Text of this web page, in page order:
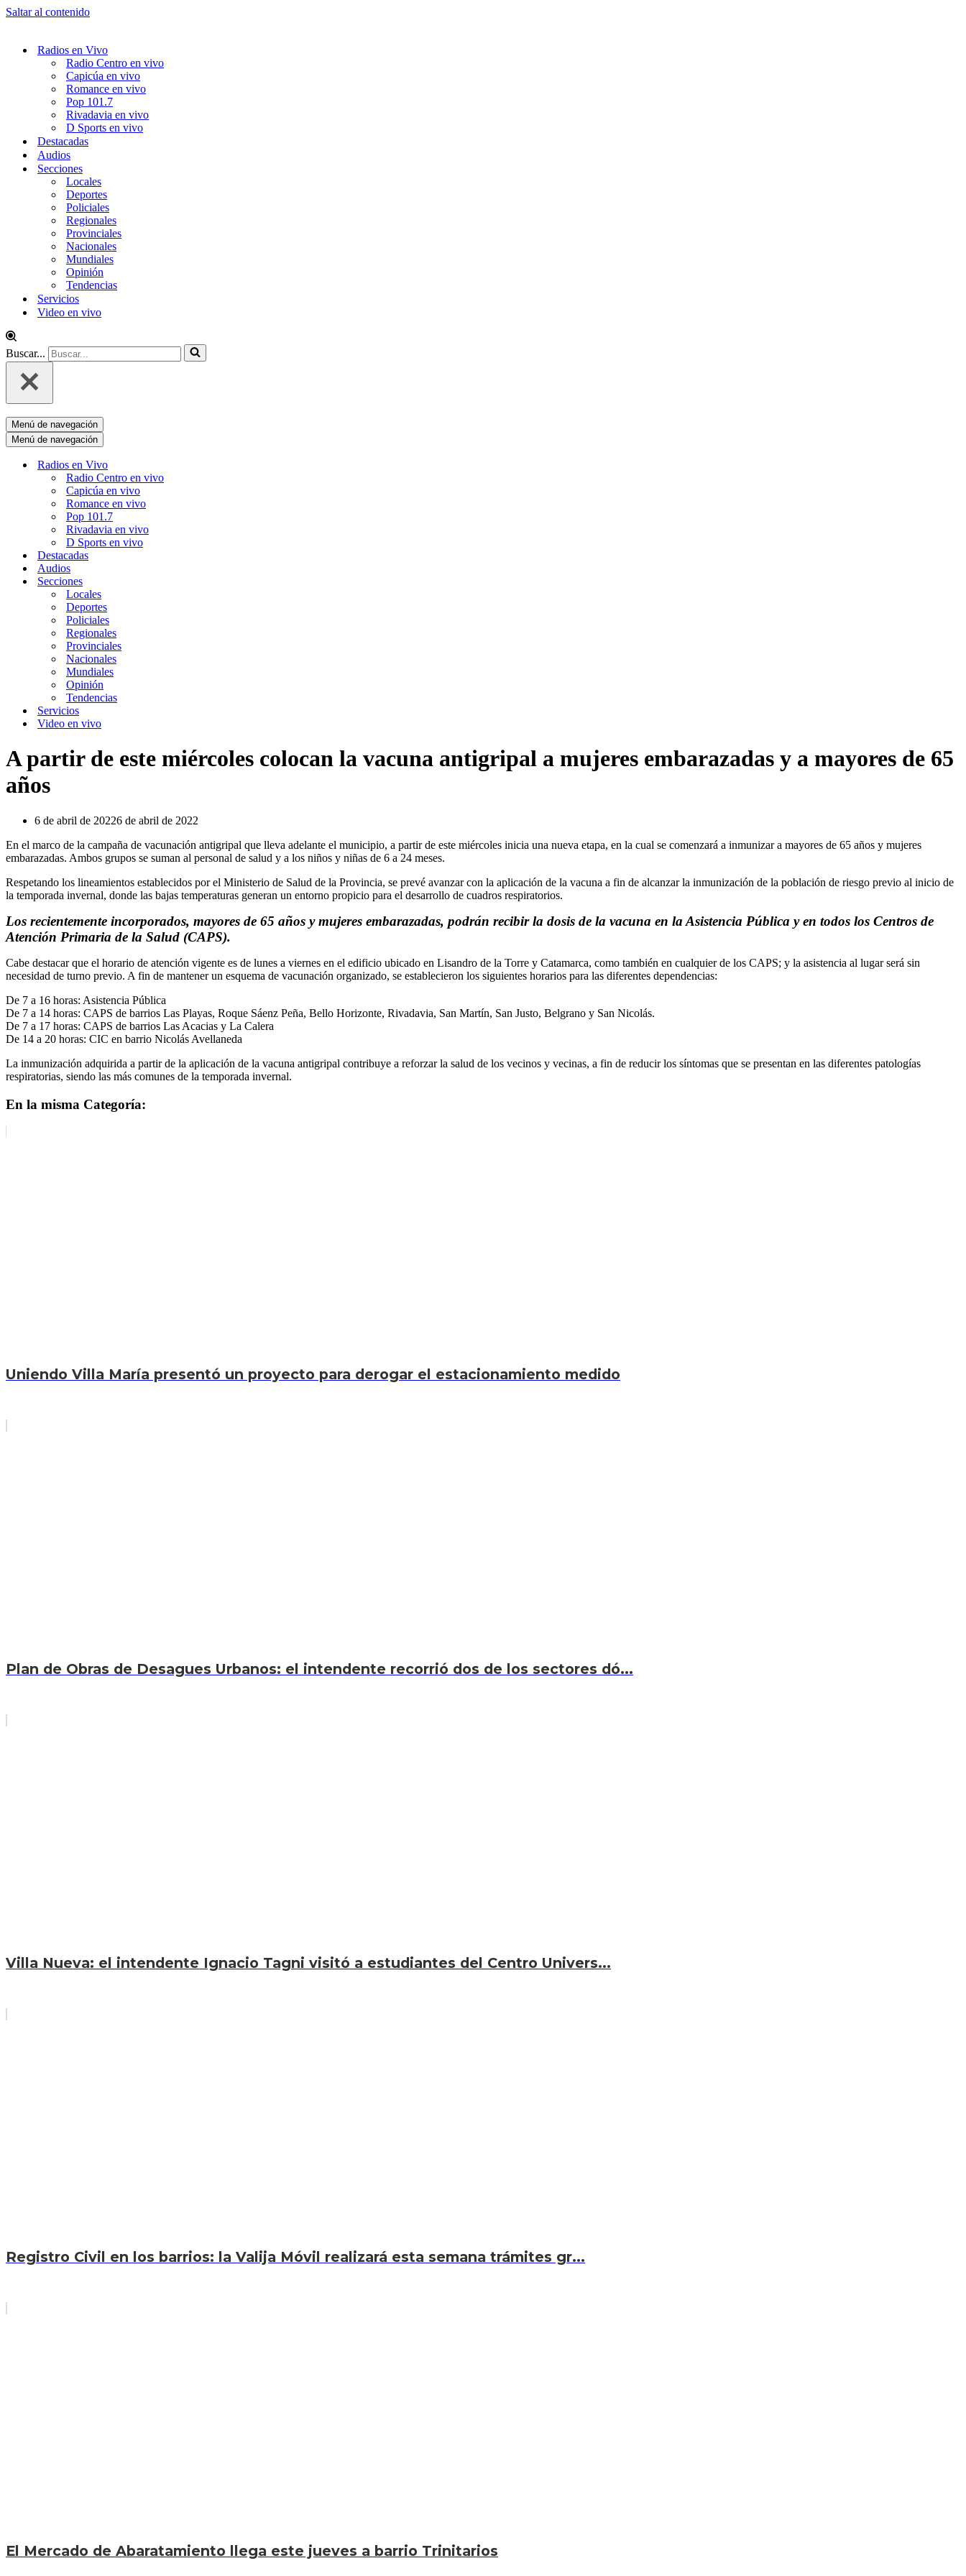
Saltar al contenido
Radios en Vivo
Radio Centro en vivo
Capicúa en vivo
Romance en vivo
Pop 101.7
Rivadavia en vivo
D Sports en vivo
Destacadas
Audios
Secciones
Locales
Deportes
Policiales
Regionales
Provinciales
Nacionales
Mundiales
Opinión
Tendencias
Servicios
Video en vivo
Buscar...
Menú de navegación
Menú de navegación
Radios en Vivo
Radio Centro en vivo
Capicúa en vivo
Romance en vivo
Pop 101.7
Rivadavia en vivo
D Sports en vivo
Destacadas
Audios
Secciones
Locales
Deportes
Policiales
Regionales
Provinciales
Nacionales
Mundiales
Opinión
Tendencias
Servicios
Video en vivo
A partir de este miércoles colocan la vacuna antigripal a mujeres embarazadas y a mayores de 65
años
6 de abril de 20226 de abril de 2022
En el marco de la campaña de vacunación antigripal que lleva adelante el municipio, a partir de este miércoles inicia una nueva etapa, en la cual se comenzará a inmunizar a mayores de 65 años y mujeres
embarazadas. Ambos grupos se suman al personal de salud y a los niños y niñas de 6 a 24 meses.
Respetando los lineamientos establecidos por el Ministerio de Salud de la Provincia, se prevé avanzar con la aplicación de la vacuna a fin de alcanzar la inmunización de la población de riesgo previo al inicio de
la temporada invernal, donde las bajas temperaturas generan un entorno propicio para el desarrollo de cuadros respiratorios.
Los recientemente incorporados, mayores de 65 años y mujeres embarazadas, podrán recibir la dosis de la vacuna en la Asistencia Pública y en todos los Centros de
Atención Primaria de la Salud (CAPS).
Cabe destacar que el horario de atención vigente es de lunes a viernes en el edificio ubicado en Lisandro de la Torre y Catamarca, como también en cualquier de los CAPS; y la asistencia al lugar será sin
necesidad de turno previo. A fin de mantener un esquema de vacunación organizado, se establecieron los siguientes horarios para las diferentes dependencias:
De 7 a 16 horas: Asistencia Pública
De 7 a 14 horas: CAPS de barrios Las Playas, Roque Sáenz Peña, Bello Horizonte, Rivadavia, San Martín, San Justo, Belgrano y San Nicolás.
De 7 a 17 horas: CAPS de barrios Las Acacias y La Calera
De 14 a 20 horas: CIC en barrio Nicolás Avellaneda
La inmunización adquirida a partir de la aplicación de la vacuna antigripal contribuye a reforzar la salud de los vecinos y vecinas, a fin de reducir los síntomas que se presentan en las diferentes patologías
respiratorias, siendo las más comunes de la temporada invernal.
En la misma Categoría:
Uniendo Villa María presentó un proyecto para derogar el estacionamiento medido
Plan de Obras de Desagues Urbanos: el intendente recorrió dos de los sectores dó...
Villa Nueva: el intendente Ignacio Tagni visitó a estudiantes del Centro Univers...
Registro Civil en los barrios: la Valija Móvil realizará esta semana trámites gr...
El Mercado de Abaratamiento llega este jueves a barrio Trinitarios